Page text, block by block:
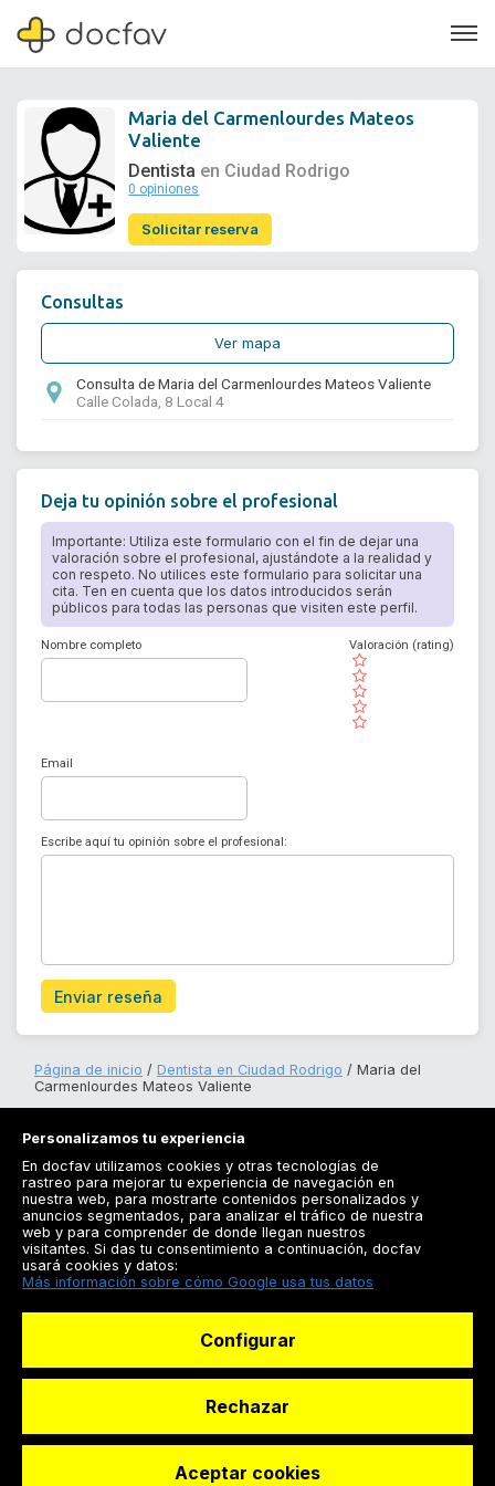
Quiénes somos
Maria del Carmenlourdes Mateos
Valiente
Dentista en Ciudad Rodrigo
0 opiniones
Solicitar reserva
Consultas
Ver mapa
Consulta de Maria del Carmenlourdes Mateos Valiente
Calle Colada, 8 Local 4
Deja tu opinión sobre el profesional
Importante: Utiliza este formulario con el fin de dejar una
valoración sobre el profesional, ajustándote a la realidad y
con respeto. No utilices este formulario para solicitar una
cita. Ten en cuenta que los datos introducidos serán
públicos para todas las personas que visiten este perfil.
Nombre completo
( )
( )
( )
( )
( )
Valoración (rating)
Email
Escribe aquí tu opinión sobre el profesional:
Enviar reseña
Página de inicio Dentista en Ciudad Rodrigo
Maria del
Carmenlourdes Mateos Valiente
Registrarse
Docfav
Personalizamos tu experiencia
En docfav utilizamos cookies y otras tecnologías de
rastreo para mejorar tu experiencia de navegación en
nuestra web, para mostrarte contenidos personalizados y
anuncios segmentados, para analizar el tráfico de nuestra
web y para comprender de donde llegan nuestros
visitantes. Si das tu consentimiento a continuación, docfav
usará cookies y datos:
Más información sobre cómo Google usa tus datos
Configurar
Rechazar
Aceptar cookies